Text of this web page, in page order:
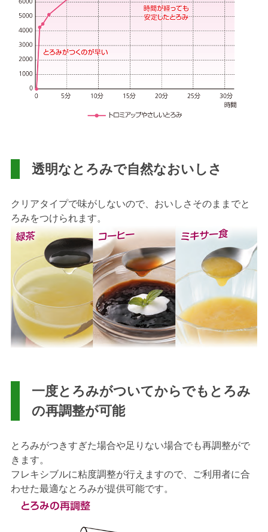
透明なとろみで自然なおいしさ
クリアタイプで味がしないので、おいしさそのままでと
ろみをつけられます。
一度とろみがついてからでもとろみ
の再調整が可能
とろみがつきすぎた場合や足りない場合でも再調整がで
きます。
フレキシブルに粘度調整が行えますので、ご利用者に合
わせた最適なとろみが提供可能です。